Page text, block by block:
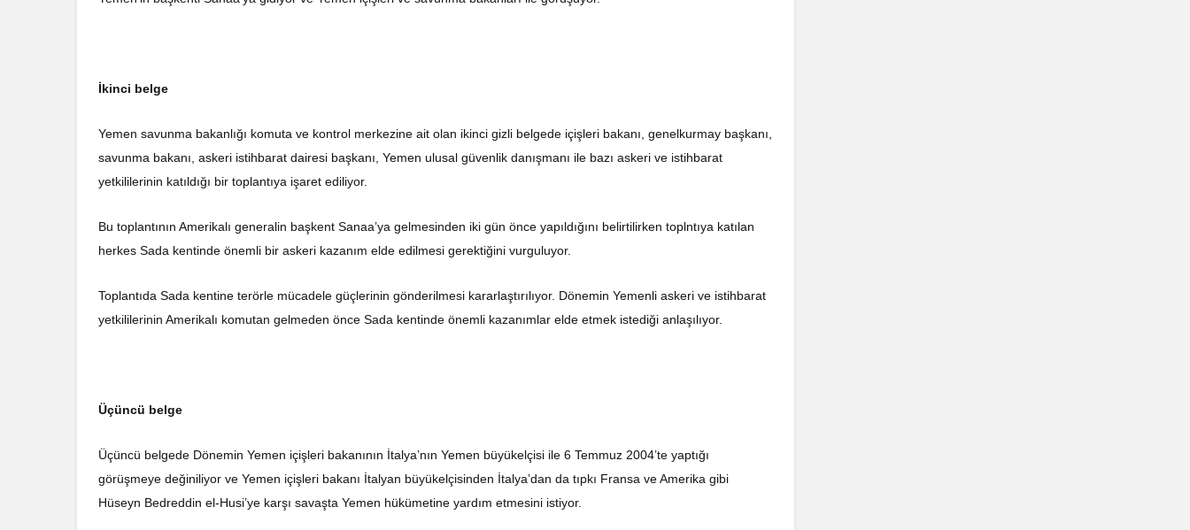
İkinci belge
Yemen savunma bakanlığı komuta ve kontrol merkezine ait olan ikinci gizli belgede içişleri bakanı, genelkurmay başkanı,
savunma bakanı, askeri istihbarat dairesi başkanı, Yemen ulusal güvenlik danışmanı ile bazı askeri ve istihbarat
yetkililerinin katıldığı bir toplantıya işaret ediliyor.
Bu toplantının Amerikalı generalin başkent Sanaa’ya gelmesinden iki gün önce yapıldığını belirtilirken toplntıya katılan
herkes Sada kentinde önemli bir askeri kazanım elde edilmesi gerektiğini vurguluyor.
Toplantıda Sada kentine terörle mücadele güçlerinin gönderilmesi kararlaştırılıyor. Dönemin Yemenli askeri ve istihbarat
yetkililerinin Amerikalı komutan gelmeden önce Sada kentinde önemli kazanımlar elde etmek istediği anlaşılıyor.
Üçüncü belge
Üçüncü belgede Dönemin Yemen içişleri bakanının İtalya’nın Yemen büyükelçisi ile 6 Temmuz 2004’te yaptığı
görüşmeye değiniliyor ve Yemen içişleri bakanı İtalyan büyükelçisinden İtalya’dan da tıpkı Fransa ve Amerika gibi
Hüseyn Bedreddin el-Husi’ye karşı savaşta Yemen hükümetine yardım etmesini istiyor.